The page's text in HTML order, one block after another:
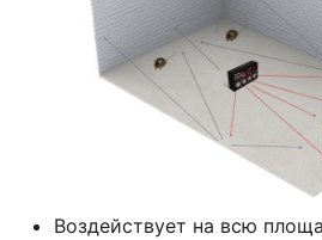
Воздействует на всю